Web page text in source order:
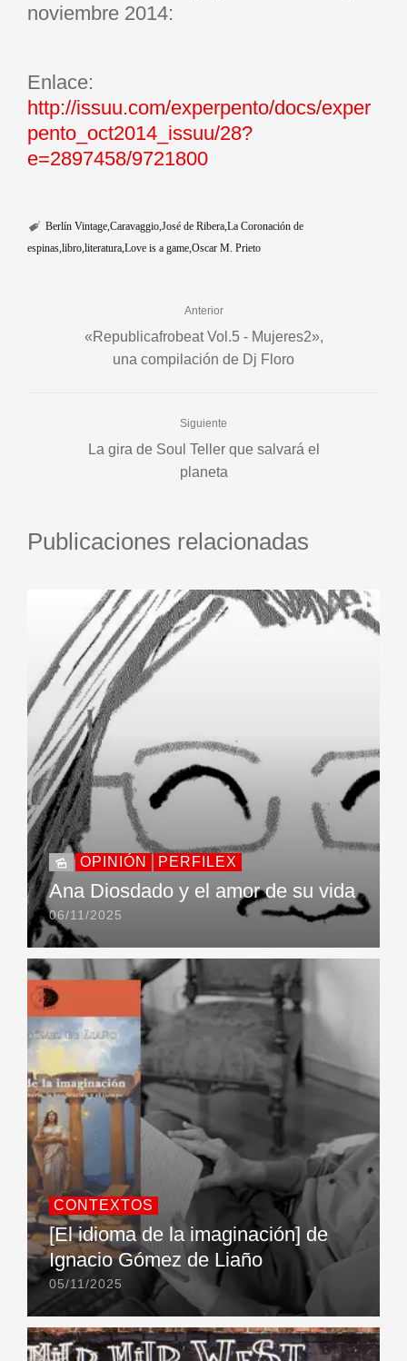
noviembre 2014:
Enlace:
http://issuu.com/experpento/docs/exper
pento_oct2014_issuu/28?
e=2897458/9721800
Berlín Vintage Caravaggio José de Ribera La Coronación de
espinas libro literatura Love is a game Oscar M. Prieto
Anterior
«Republicafrobeat Vol.5 - Mujeres2»,
una compilación de Dj Floro
Siguiente
La gira de Soul Teller que salvará el
planeta
Publicaciones relacionadas
OPINIÓN PERFILEX
Ana Diosdado y el amor de su vida
06/11/2025
CONTEXTOS
[El idioma de la imaginación] de
Ignacio Gómez de Liaño
05/11/2025